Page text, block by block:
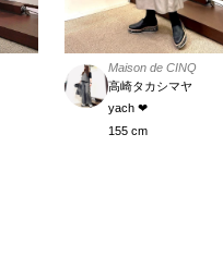
Maison de CINQ
高崎タカシマヤ
yach ❤︎
155 cm